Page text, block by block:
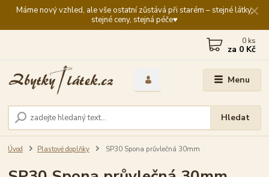
Máme nový vzhled, ale vše ostatní zůstává při starém – stejné látky,
stejné ceny, stejná péče♥️
Menu
Hledat
0 ks
za 0 Kč
Úvod Plastové doplňky SP30 Spona průvlečná 30mm